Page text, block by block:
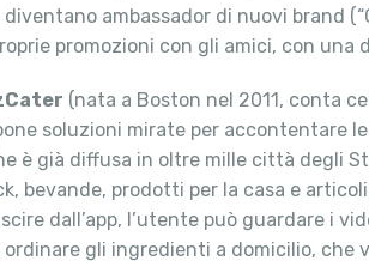
ambassador di nuovi brand
promozioni con gli amici, con
(nata a Boston nel 2011, conta
soluzioni mirate per accontentare
è già diffusa in oltre mille città degli
bevande, prodotti per la casa e
dall’app, l’utente può guardare i
gli ingredienti a domicilio, che